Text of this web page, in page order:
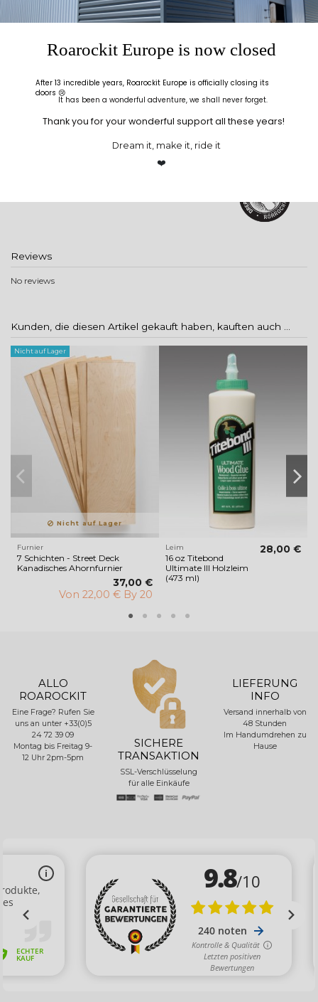
Hier gibt es nicht viel zu sagen, da es sich um hartes,
strapazierfähiges Material handelt.
Artikeldetails
30,5 cm (12'')
122 cm (48'')
Reviews
No reviews
Kunden, die diesen Artikel gekauft haben, kauften auch ...
Nicht auf Lager
Nicht auf Lager
Furnier
7 Schichten - Street Deck
Kanadisches Ahornfurnier
37,00 €
Von22,00 € By 20
Leim
16 oz Titebond
Ultimate III Holzleim
(473 ml)
28,00 €
ALLO
ROAROCKIT
Eine Frage? Rufen Sie
uns an unter +33(0)5
24 72 39 09
Montag bis Freitag 9-
12 Uhr 2pm-5pm
SICHERE
TRANSAKTION
SSL-Verschlüsselung
für alle Einkäufe
LIEFERUNG
INFO
Versand innerhalb von
48 Stunden
Im Handumdrehen zu
Hause
Roarockit Europe is now closed
After 13 incredible years, Roarockit Europe is officially closing its
doors 😢
Thank you for your wonderful support all these years!
❤️
It has been a wonderful adventure, we shall never forget.
Dream it, make it, ride it